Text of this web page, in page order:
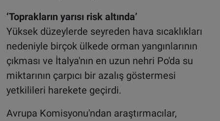
‘Toprakların yarısı risk altında’
Yüksek düzeylerde seyreden hava sıcaklıkları
nedeniyle birçok ülkede orman yangınlarının
çıkması ve İtalya'nın en uzun nehri Po'da su
miktarının çarpıcı bir azalış göstermesi
yetkilileri harekete geçirdi.
Avrupa Komisyonu'ndan araştırmacılar,